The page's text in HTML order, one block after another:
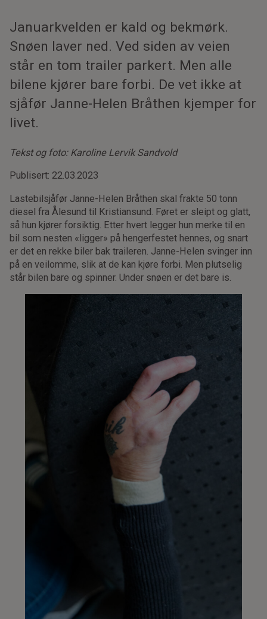
Januarkvelden er kald og bekmørk.
Snøen laver ned. Ved siden av veien
står en tom trailer parkert. Men alle
bilene kjører bare forbi. De vet ikke at
sjåfør Janne-Helen Bråthen kjemper for
livet.
Tekst og foto: Karoline Lervik Sandvold
Publisert: 22.03.2023
Lastebilsjåfør Janne-Helen Bråthen skal frakte 50 tonn
diesel fra Ålesund til Kristiansund. Føret er sleipt og glatt,
så hun kjører forsiktig. Etter hvert legger hun merke til en
bil som nesten «ligger» på hengerfestet hennes, og snart
er det en rekke biler bak traileren. Janne-Helen svinger inn
på en veilomme, slik at de kan kjøre forbi. Men plutselig
står bilen bare og spinner. Under snøen er det bare is.